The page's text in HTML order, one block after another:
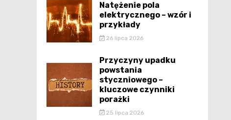
Natężenie pola
elektrycznego – wzór i
przykłady
26 lipca 2026
Przyczyny upadku
powstania
styczniowego –
kluczowe czynniki
porażki
25 lipca 2026